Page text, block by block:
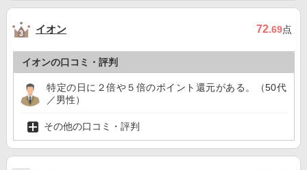
イオン 72.69点
イオンの口コミ・評判
特定の日に２倍や５倍のポイント還元がある。（50代
／男性）
その他の口コミ・評判